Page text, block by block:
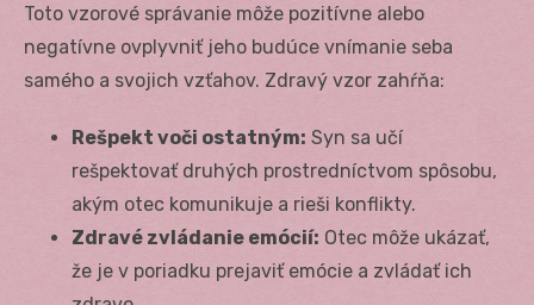
Toto vzorové správanie môže pozitívne alebo
negatívne ovplyvniť jeho budúce vnímanie seba
samého a svojich vzťahov. Zdravý vzor zahŕňa:
Rešpekt voči ostatným: Syn sa učí
rešpektovať druhých prostredníctvom spôsobu,
akým otec komunikuje a rieši konflikty.
Zdravé zvládanie emócií: Otec môže ukázať,
že je v poriadku prejaviť emócie a zvládať ich